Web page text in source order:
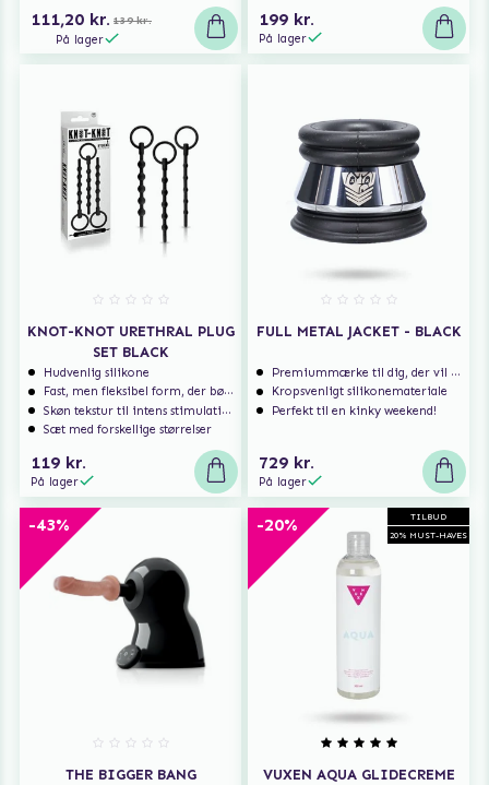
111,20 kr. 139 kr.
På lager
199 kr.
På lager
KNOT-KNOT URETHRAL PLUG
SET BLACK
Hudvenlig silikone
Fast, men fleksibel form, der bøjer sig efter kroppen
Skøn tekstur til intens stimulation!
Sæt med forskellige størrelser
119 kr.
På lager
FULL METAL JACKET - BLACK
Premiummærke til dig, der vil have det bedste
Kropsvenligt silikonemateriale
Perfekt til en kinky weekend!
729 kr.
På lager
-43%
THE BIGGER BANG
TILBUD
20% MUST-HAVES
-20%
VUXEN AQUA GLIDECREME